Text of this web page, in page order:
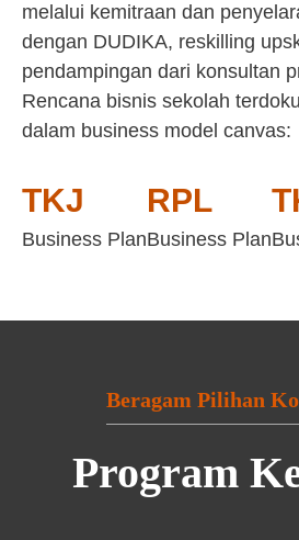
melalui kemitraan dan
dengan DUDIKA, reskilling
pendampingan dari konsultan
Rencana bisnis sekolah
dalam business model canvas:
TKJ
Business Plan
RPL
Business Plan
Beragam Pilihan
Program